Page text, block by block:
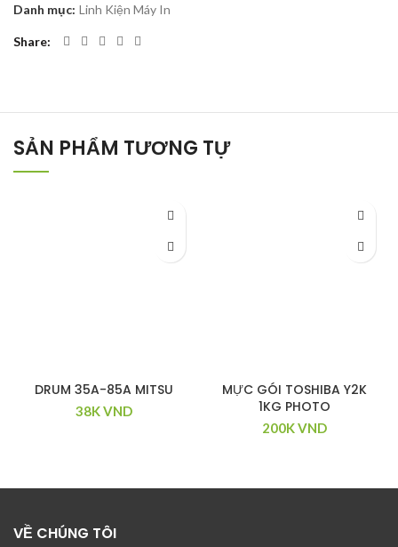
Danh mục: Linh Kiện Máy In
Share
SẢN PHẨM TƯƠNG TỰ
DRUM 35A-85A MITSU
38KVND
MỰC GÓI TOSHIBA Y2K
1KG PHOTO
200KVND
VỀ CHÚNG TÔI